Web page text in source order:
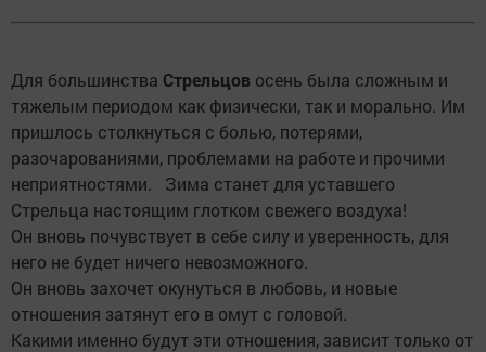
Для большинства Стрельцов осень была сложным и
тяжелым периодом как физически, так и морально. Им
пришлось столкнуться с болью, потерями,
разочарованиями, проблемами на работе и прочими
неприятностями. Зима станет для уставшего
Стрельца настоящим глотком свежего воздуха!
Он вновь почувствует в себе силу и уверенность, для
него не будет ничего невозможного.
Он вновь захочет окунуться в любовь, и новые
отношения затянут его в омут с головой.
Какими именно будут эти отношения, зависит только от